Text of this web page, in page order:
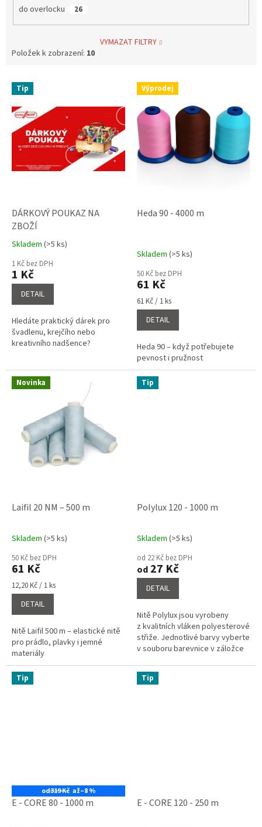
do overlocku 26
VYMAZAT FILTRY
Položek k zobrazení: 10
p
Tip
DÁRKOVÝ POUKAZ NA
ZBOŽÍ
Průměrné
hodnocení
produktu
je
5,0
hvězdiček.
Skladem (>5 ks)
1 Kč bez DPH
1 Kč
DETAIL
Hledáte praktický dárek pro
švadlenu, krejčího nebo
kreativního nadšence?
Výprodej
Heda 90 - 4000 m
Skladem (>5 ks)
50 Kč bez DPH
61 Kč
Měrná
cena:
61 Kč / 1 ks
DETAIL
Heda 90 – když potřebujete
pevnost i pružnost
Novinka
Laifil 20 NM – 500 m
Průměrné
hodnocení
produktu
je
5,0
z
hvězdiček.
Skladem (>5 ks)
50 Kč bez DPH
61 Kč
Měrná
cena:
12,20 Kč / 1 ks
DETAIL
Nitě Laifil 500 m – elastické nitě
pro prádlo, plavky i jemné
materiály
Tip
Polylux 120 - 1000 m
Průměrné
hodnocení
produktu
je
4,0
hvězdiček.
Skladem (>5 ks)
od 22 Kč bez DPH
od 27 Kč
DETAIL
Nitě Polylux jsou vyrobeny
z kvalitních vláken polyesterové
střiže. Jednotlivé barvy vyberte
v souboru barevnice v záložce
poznámky o...
Tip
od319 Kč až–8 %
E - CORE 80 - 1000 m
Tip
E - CORE 120 - 250 m